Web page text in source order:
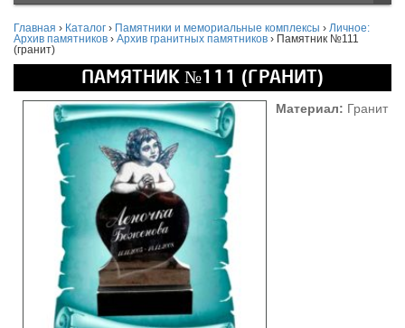
Главная › Каталог › Памятники и мемориальные комплексы › Личное:
Архив памятников › Архив гранитных памятников › Памятник №111
(гранит)
ПАМЯТНИК №111 (ГРАНИТ)
Материал: Гранит